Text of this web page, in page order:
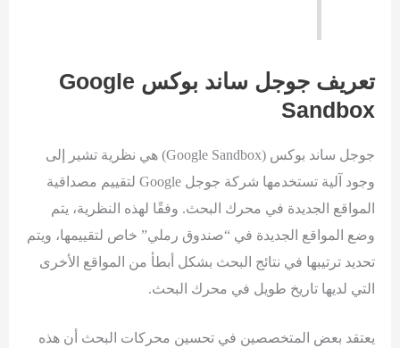
تعريف جوجل ساند بوكس Google
Sandbox
جوجل ساند بوكس (Google Sandbox) هي نظرية تشير إلى
وجود آلية تستخدمها شركة جوجل Google لتقييم مصداقية
المواقع الجديدة في محرك البحث. وفقًا لهذه النظرية، يتم
وضع المواقع الجديدة في “صندوق رملي” خاص لتقييمها، ويتم
تحديد ترتيبها في نتائج البحث بشكل أبطأ من المواقع الأخرى
التي لديها تاريخ طويل في محرك البحث.
يعتقد بعض المتخصصين في تحسين محركات البحث أن هذه